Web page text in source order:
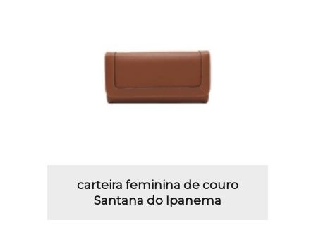
carteira feminina de couro
Santana do Ipanema